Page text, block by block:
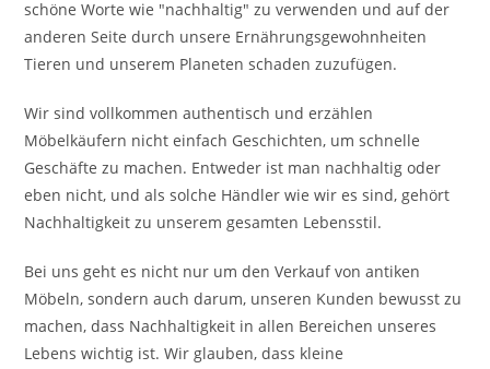
schöne Worte wie "nachhaltig" zu verwenden und auf der
anderen Seite durch unsere Ernährungsgewohnheiten
Tieren und unserem Planeten schaden zuzufügen.
Wir sind vollkommen authentisch und erzählen
Möbelkäufern nicht einfach Geschichten, um schnelle
Geschäfte zu machen. Entweder ist man nachhaltig oder
eben nicht, und als solche Händler wie wir es sind, gehört
Nachhaltigkeit zu unserem gesamten Lebensstil.
Bei uns geht es nicht nur um den Verkauf von antiken
Möbeln, sondern auch darum, unseren Kunden bewusst zu
machen, dass Nachhaltigkeit in allen Bereichen unseres
Lebens wichtig ist. Wir glauben, dass kleine